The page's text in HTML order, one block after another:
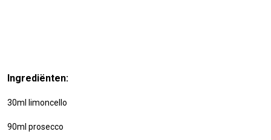
Ingrediënten:
30ml limoncello
90ml prosecco